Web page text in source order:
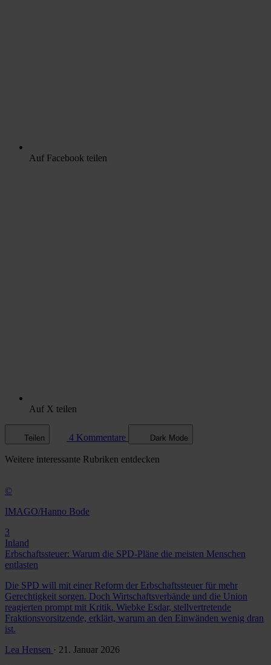
Auf Facebook teilen
Auf X teilen
Teilen 4 Kommentare Dark Mode
Weitere interessante Rubriken entdecken
©
IMAGO/Hanno Bode
3
Inland
Erbschaftssteuer: Warum die SPD-Pläne die meisten Menschen
entlasten
Die SPD will mit einer Reform der Erbschaftssteuer für mehr
Gerechtigkeit sorgen. Doch Wirtschaftsverbände und die Union
reagierten prompt mit Kritik. Wiebke Esdar, stellvertretende
Fraktionsvorsitzende, erklärt, warum an den Einwänden wenig dran
ist.
Lea Hensen · 21. Januar 2026